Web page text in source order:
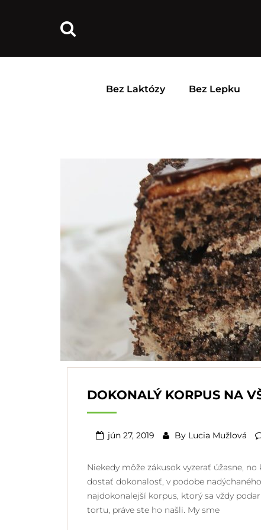
Bez Laktózy Bez Lepku
DOKONALÝ KORPUS NA
jún 27, 2019 By Lucia Mužlová
Niekedy môže zákusok vyzerať úžasne,
dostať dokonalosť, v podobe
najdokonalejší korpus, ktorý sa vždy
tortu, práve ste ho našli. My sme